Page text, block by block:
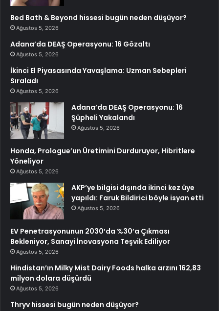
Bed Bath & Beyond hissesi bugün neden düşüyor?
Ağustos 5, 2026
Adana’da DEAŞ Operasyonu: 16 Gözaltı
Ağustos 5, 2026
İkinci El Piyasasında Yavaşlama: Uzman Sebepleri
Sıraladı
Ağustos 5, 2026
Adana’da DEAŞ Operasyonu: 16
Şüpheli Yakalandı
Ağustos 5, 2026
Honda, Prologue’un Üretimini Durduruyor, Hibritlere
Yöneliyor
Ağustos 5, 2026
AKP’ye bilgisi dışında ikinci kez üye
yapıldı: Faruk Bildirici böyle isyan etti
Ağustos 5, 2026
EV Penetrasyonunun 2030’da %30’a Çıkması
Bekleniyor, Sanayi İnovasyona Teşvik Ediliyor
Ağustos 5, 2026
Hindistan’ın Milky Mist Dairy Foods halka arzını 162,83
milyon dolara düşürdü
Ağustos 5, 2026
Thryv hissesi bugün neden düşüyor?